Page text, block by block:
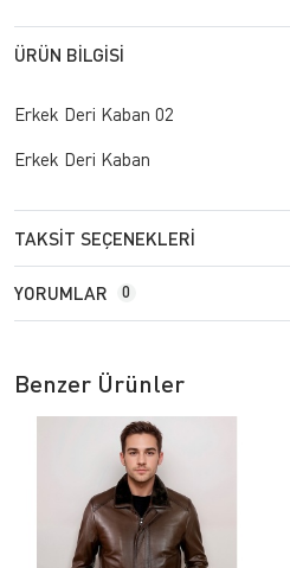
ÜRÜN BILGISI
Erkek Deri Kaban 02
Erkek Deri Kaban
TAKSIT SEÇENEKLERI
YORUMLAR 0
Benzer Ürünler